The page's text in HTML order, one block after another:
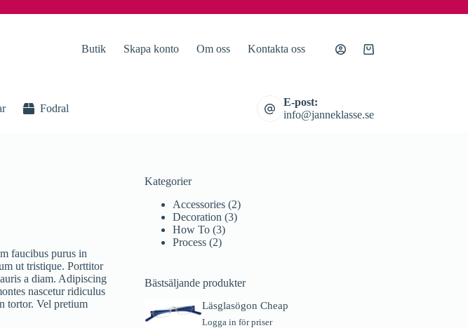
Butik Skapa konto Om oss Kontakta oss Varukorg
Fodral
E-post:
info@janneklasse.se
faucibus purus in
ut tristique. Porttitor
a diam. Adipiscing
nascetur ridiculus
tortor. Vel pretium
Kategorier
Accessories (2)
Decoration (3)
How To (3)
Process (2)
Bästsäljande produkter
Läsglasögon Cheap
Logga in för priser